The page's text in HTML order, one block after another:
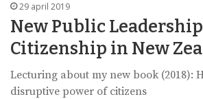
29 april 2019
New Public
Citizenship in New
Lecturing about my new book (2018):
disruptive power of citizens